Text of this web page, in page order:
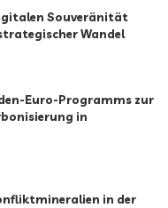
Souveränität
Wandel
Euro-Programms zur
in
in der